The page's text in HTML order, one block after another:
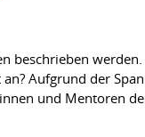
Aufgrund der
und Mentoren